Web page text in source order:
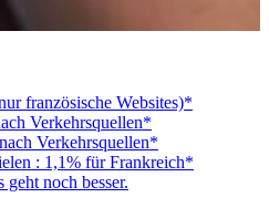
französische Websites)*
Verkehrsquellen*
Verkehrsquellen*
: 1,1% für Frankreich*
noch besser.